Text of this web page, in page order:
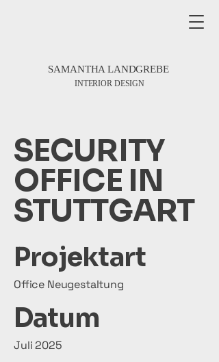
SAMANTHA LANDGREBE
INTERIOR DESIGN
SECURITY
OFFICE IN
STUTTGART
Projektart
Office Neugestaltung
Datum
Juli 2025